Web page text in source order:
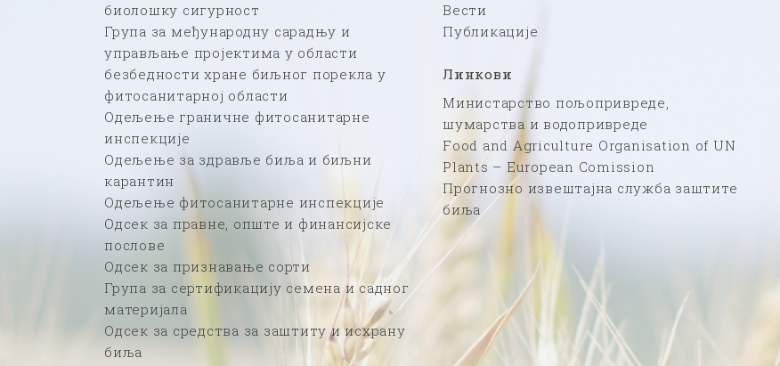
биолошку сигурност
Група за међународну сарадњу и
управљање пројектима у области
безбедности хране биљног порекла у
фитосанитарној области
Одељење граничне фитосанитарне
инспекције
Одељење за здравље биља и биљни
карантин
Одељење фитосанитарне инспекције
Одсек за правне, опште и финансијске
послове
Одсек за признавање сорти
Група за сертификацију семена и садног
материјала
Одсек за средства за заштиту и исхрану
биља
Вести
Публикације
Линкови
Министарство пољопривреде,
шумарства и водопривреде
Food and Agriculture Organisation of UN
Plants – European Comission
Прогнозно извештајна служба заштите
биља